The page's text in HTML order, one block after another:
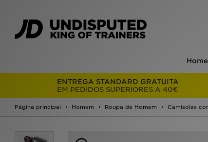
ENTREGA STANDARD GRATUITA
EM PEDIDOS SUPERIORES A 40€
Página principal Homem Roupa de Homem Camisolas